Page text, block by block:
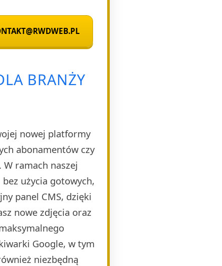
BRANŻY
nowej platformy
abonamentów czy
ramach naszej
użycia gotowych,
panel CMS, dzięki
nowe zdjęcia oraz
Google, w tym
niezbędną